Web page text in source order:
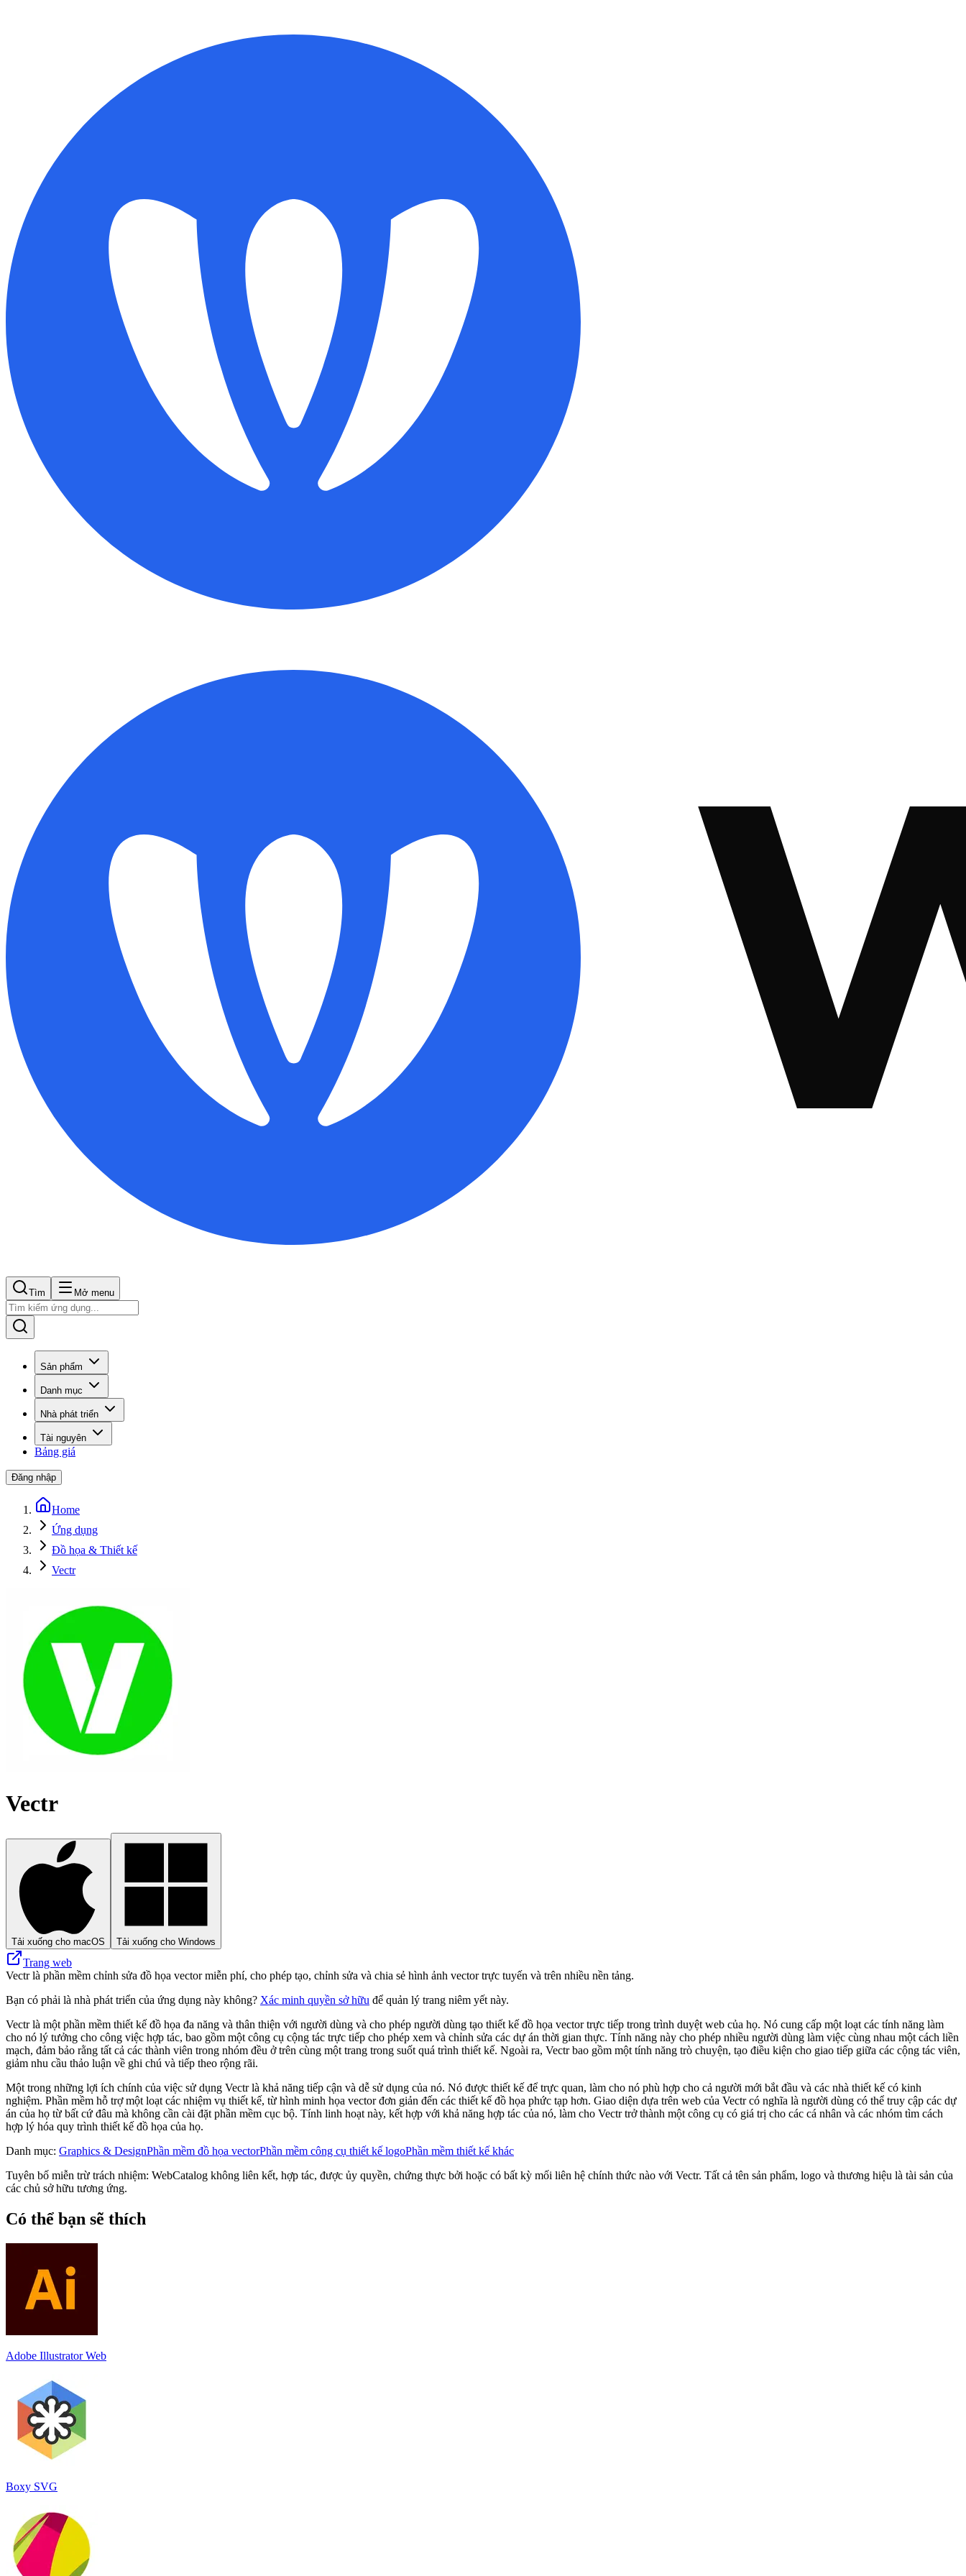
Tìm Mở menu
Sản phẩm
Danh mục
Nhà phát triển
Tài nguyên
Bảng giá
Đăng nhập
Home
Ứng dụng
Đồ họa & Thiết kế
Vectr
Vectr
Tải xuống cho macOS Tải xuống cho Windows
Trang web
Vectr là phần mềm chỉnh sửa đồ họa vector miễn phí, cho phép tạo, chỉnh sửa và chia sẻ hình ảnh vector trực tuyến và trên nhiều nền tảng.
Bạn có phải là nhà phát triển của ứng dụng này không? Xác minh quyền sở hữu để quản lý trang niêm yết này.
Vectr là một phần mềm thiết kế đồ họa đa năng và thân thiện với người dùng và cho phép người dùng tạo thiết kế đồ họa vector trực tiếp trong trình duyệt web của họ. Nó cung cấp một loạt các tính năng làm
cho nó lý tưởng cho công việc hợp tác, bao gồm một công cụ cộng tác trực tiếp cho phép xem và chỉnh sửa các dự án thời gian thực. Tính năng này cho phép nhiều người dùng làm việc cùng nhau một cách liền
mạch, đảm bảo rằng tất cả các thành viên trong nhóm đều ở trên cùng một trang trong suốt quá trình thiết kế. Ngoài ra, Vectr bao gồm một tính năng trò chuyện, tạo điều kiện cho giao tiếp giữa các cộng tác viên,
giảm nhu cầu thảo luận về ghi chú và tiếp theo rộng rãi.
Một trong những lợi ích chính của việc sử dụng Vectr là khả năng tiếp cận và dễ sử dụng của nó. Nó được thiết kế để trực quan, làm cho nó phù hợp cho cả người mới bắt đầu và các nhà thiết kế có kinh
nghiệm. Phần mềm hỗ trợ một loạt các nhiệm vụ thiết kế, từ hình minh họa vector đơn giản đến các thiết kế đồ họa phức tạp hơn. Giao diện dựa trên web của Vectr có nghĩa là người dùng có thể truy cập các dự
án của họ từ bất cứ đâu mà không cần cài đặt phần mềm cục bộ. Tính linh hoạt này, kết hợp với khả năng hợp tác của nó, làm cho Vectr trở thành một công cụ có giá trị cho các cá nhân và các nhóm tìm cách
hợp lý hóa quy trình thiết kế đồ họa của họ.
Danh mục: Graphics & DesignPhần mềm đồ họa vectorPhần mềm công cụ thiết kế logoPhần mềm thiết kế khác
Tuyên bố miễn trừ trách nhiệm: WebCatalog không liên kết, hợp tác, được ủy quyền, chứng thực bởi hoặc có bất kỳ mối liên hệ chính thức nào với Vectr. Tất cả tên sản phẩm, logo và thương hiệu là tài sản của
các chủ sở hữu tương ứng.
Có thể bạn sẽ thích
Adobe Illustrator Web
Boxy SVG